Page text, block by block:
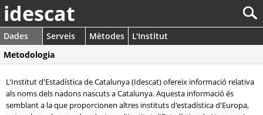
idescat
Dades Serveis Mètodes
L'Institut
Metodologia
L'Institut d'Estadística de Catalunya (Idescat) ofereix informació relativa
als noms dels nadons nascuts a Catalunya. Aquesta informació és
semblant a la que proporcionen altres instituts d'estadística d'Europa,